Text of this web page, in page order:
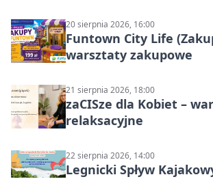
20 sierpnia 2026, 16:00
Funtown City Life
warsztaty zakupowe
21 sierpnia 2026, 18:00
zaCISze dla Kobiet –
relaksacyjne
22 sierpnia 2026, 14:00
Legnicki Spływ